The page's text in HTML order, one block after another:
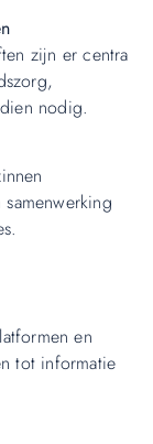
zijn er centra
nodig.
en
tot informatie